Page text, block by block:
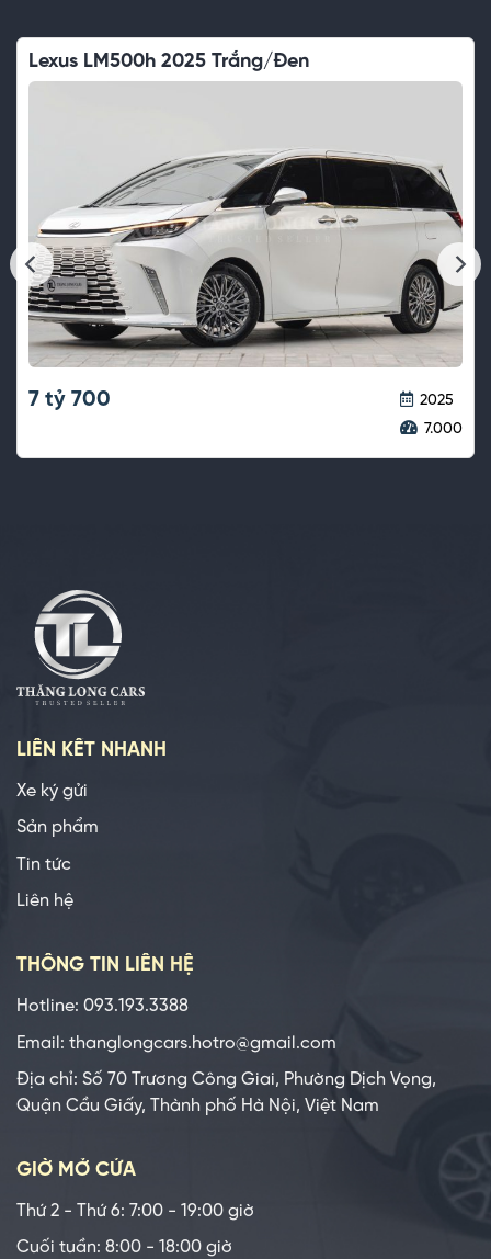
Lexus LM500h 2025 Trắng/Đen
7 tỷ 700
2025
7.000
LIÊN KẾT NHANH
Xe ký gửi
Sản phẩm
Tin tức
Liên hệ
THÔNG TIN LIÊN HỆ
Hotline: 093.193.3388
Email: thanglongcars.hotro@gmail.com
Địa chỉ: Số 70 Trương Công Giai, Phường Dịch Vọng,
Quận Cầu Giấy, Thành phố Hà Nội, Việt Nam
GIỜ MỞ CỬA
Thứ 2 - Thứ 6: 7:00 - 19:00 giờ
Cuối tuần: 8:00 - 18:00 giờ